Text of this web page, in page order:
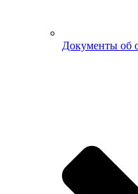
Документы об